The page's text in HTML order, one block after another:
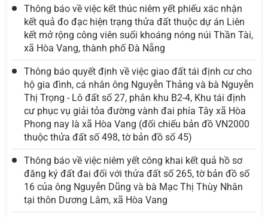
Thông báo về việc kết thúc niêm yết phiếu xác nhận
kết quả đo đạc hiện trạng thửa đất thuộc dự án Liên
kết mở rộng công viên suối khoáng nóng núi Thần Tài,
xã Hòa Vang, thành phố Đà Nẵng
Thông báo quyết định về việc giao đất tái định cư cho
hộ gia đình, cá nhân ông Nguyễn Thảng và bà Nguyễn
Thị Trọng - Lô đất số 27, phân khu B2-4, Khu tái định
cư phục vụ giải tỏa đường vành đai phía Tây xã Hòa
Phong nay là xã Hòa Vang (đối chiếu bản đồ VN2000
thuộc thửa đất số 498, tờ bản đồ số 45)
Thông báo về việc niêm yết công khai kết quả hồ sơ
đăng ký đất đai đối với thửa đất số 265, tờ bản đồ số
16 của ông Nguyễn Dũng và bà Mạc Thị Thùy Nhân
tại thôn Dương Lâm, xã Hòa Vang